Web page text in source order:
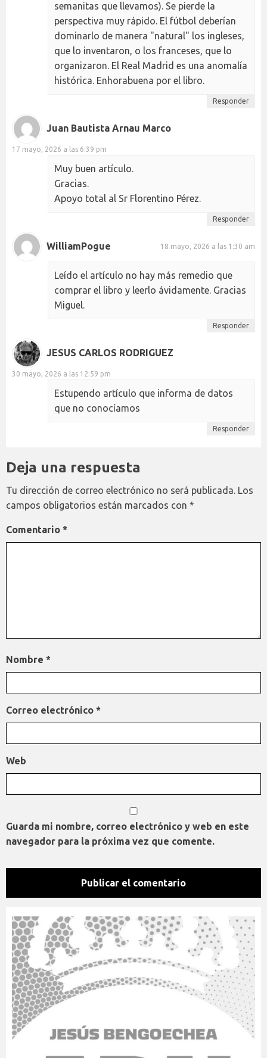
semanitas que llevamos). Se pierde la
perspectiva muy rápido. El fútbol deberían
dominarlo de manera "natural" los ingleses,
que lo inventaron, o los franceses, que lo
organizaron. El Real Madrid es una anomalía
histórica. Enhorabuena por el libro.
Responder
Juan Bautista Arnau Marco
17 mayo, 2026 a las 6:39 pm
Muy buen artículo.
Gracias.
Apoyo total al Sr Florentino Pérez.
Responder
WilliamPogue 18 mayo, 2026 a las 1:30 am
Leído el artículo no hay más remedio que
comprar el libro y leerlo ávidamente. Gracias
Miguel.
Responder
JESUS CARLOS RODRIGUEZ
30 mayo, 2026 a las 12:59 pm
Estupendo artículo que informa de datos
que no conocíamos
Responder
Deja una respuesta
Tu dirección de correo electrónico no será publicada. Los
campos obligatorios están marcados con *
Comentario *
Nombre *
Correo electrónico *
Web
Guarda mi nombre, correo electrónico y web en este
navegador para la próxima vez que comente.